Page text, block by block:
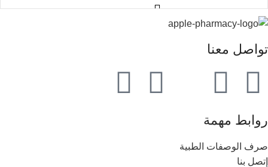
تواصل معنا
روابط مهمة
صرف الوصفات الطبية
إتصل بنا